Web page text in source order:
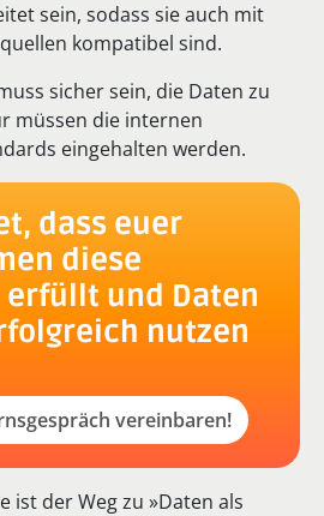
sein, sodass sie auch mit
kompatibel sind.
sicher sein, die Daten zu
müssen die internen
eingehalten werden.
dass euer
diese
und Daten
nutzen
vereinbaren!
ist der Weg zu »Daten als